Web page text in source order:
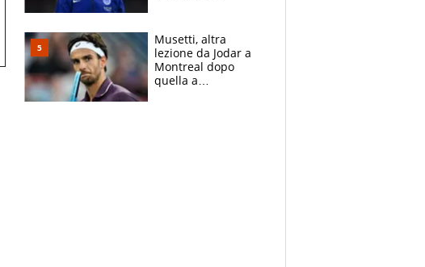
squadra"
Musetti, altra
lezione da Jodar a
Montreal dopo
quella a